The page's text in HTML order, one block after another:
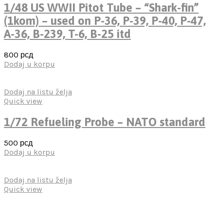
1/48 US WWII Pitot Tube – “Shark-fin”
(1kom) – used on P-36, P-39, P-40, P-47,
A-36, B-239, T-6, B-25 itd
800 рсд
Dodaj u korpu
Dodaj na listu želja
Quick view
1/72 Refueling Probe – NATO standard
500 рсд
Dodaj u korpu
Dodaj na listu želja
Quick view